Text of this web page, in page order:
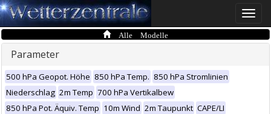
Toggle
Alle Modelle
Parameter
500 hPa Geopot. Höhe 850 hPa Temp. 850 hPa Stromlinien
Niederschlag 2m Temp 700 hPa Vertikalbew
850 hPa Pot. Äquiv. Temp 10m Wind 2m Taupunkt CAPE/LI